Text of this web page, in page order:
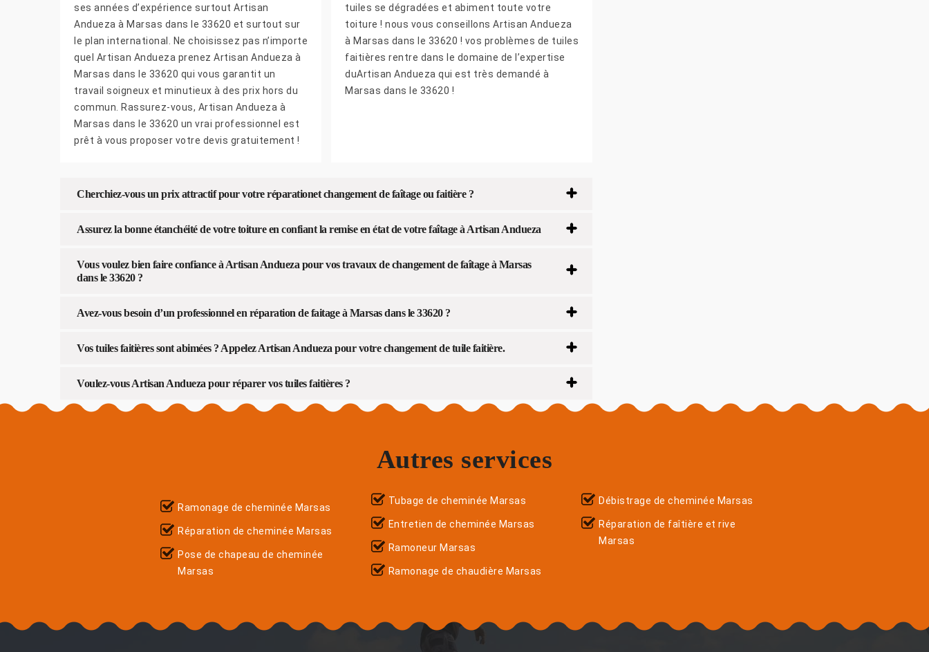
ses années d’expérience surtout Artisan
Andueza à Marsas dans le 33620 et surtout sur
le plan international. Ne choisissez pas n’importe
quel Artisan Andueza prenez Artisan Andueza à
Marsas dans le 33620 qui vous garantit un
travail soigneux et minutieux à des prix hors du
commun. Rassurez-vous, Artisan Andueza à
Marsas dans le 33620 un vrai professionnel est
prêt à vous proposer votre devis gratuitement !
tuiles se dégradées et abiment toute votre
toiture ! nous vous conseillons Artisan Andueza
à Marsas dans le 33620 ! vos problèmes de tuiles
faitières rentre dans le domaine de l’expertise
duArtisan Andueza qui est très demandé à
Marsas dans le 33620 !
Cherchiez-vous un prix attractif pour votre réparationet changement de faîtage ou faitière ?
Assurez la bonne étanchéité de votre toiture en confiant la remise en état de votre faîtage à Artisan Andueza
Vous voulez bien faire confiance à Artisan Andueza pour vos travaux de changement de faîtage à Marsas
dans le 33620 ?
Avez-vous besoin d’un professionnel en réparation de faitage à Marsas dans le 33620 ?
Vos tuiles faitières sont abimées ? Appelez Artisan Andueza pour votre changement de tuile faitière.
Voulez-vous Artisan Andueza pour réparer vos tuiles faitières ?
Autres services
Ramonage de cheminée Marsas
Réparation de cheminée Marsas
Pose de chapeau de cheminée
Marsas
Tubage de cheminée Marsas
Entretien de cheminée Marsas
Ramoneur Marsas
Ramonage de chaudière Marsas
Débistrage de cheminée Marsas
Réparation de faîtière et rive
Marsas